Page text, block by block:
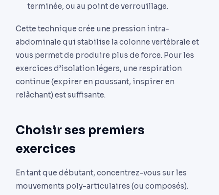
terminée, ou au point de verrouillage.
Cette technique crée une pression intra-
abdominale qui stabilise la colonne vertébrale et
vous permet de produire plus de force. Pour les
exercices d’isolation légers, une respiration
continue (expirer en poussant, inspirer en
relâchant) est suffisante.
Choisir ses premiers
exercices
En tant que débutant, concentrez-vous sur les
mouvements poly-articulaires (ou composés).